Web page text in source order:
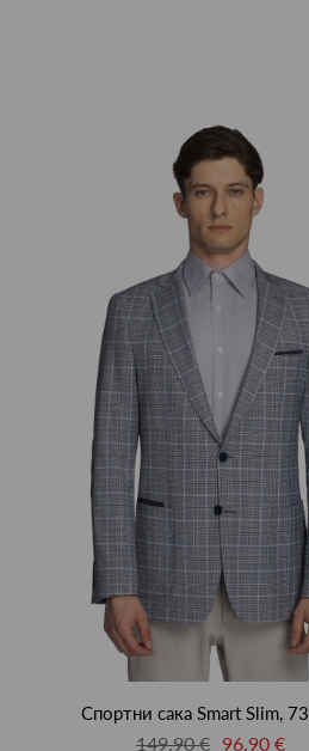
Спортни сака Smart Slim,
149.90 € 96.90 €